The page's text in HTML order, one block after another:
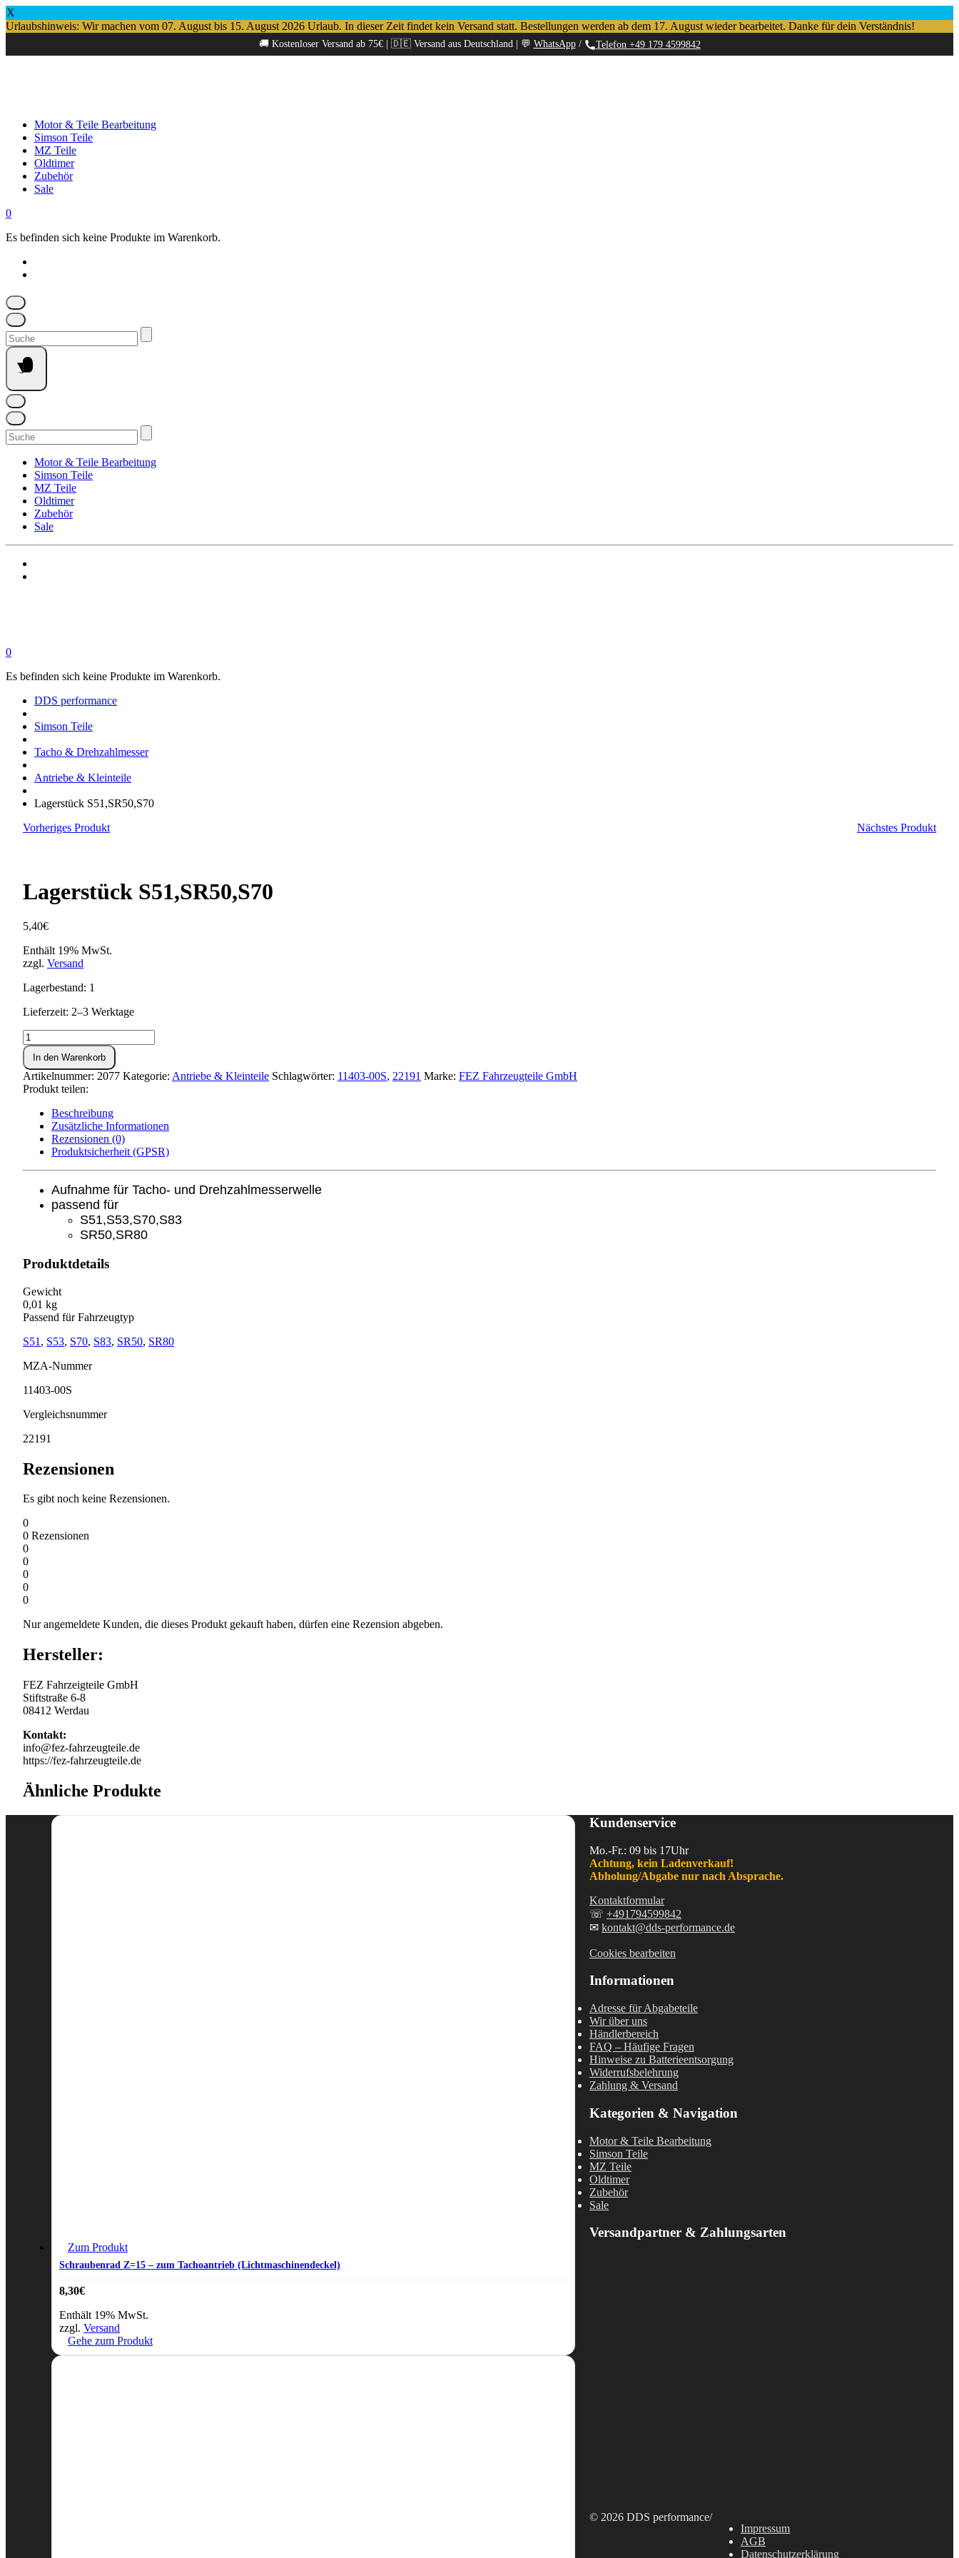
X
Urlaubshinweis: Wir machen vom 07. August bis 15. August 2026 Urlaub. In dieser Zeit findet kein Versand statt. Bestellungen werden ab dem 17. August wieder bearbeitet. Danke für dein Verständnis!
🚚 Kostenloser Versand ab 75€ | 🇩🇪 Versand aus Deutschland | 💬 WhatsApp/ Telefon +49 179 4599842
Motor & Teile Bearbeitung
Simson Teile
MZ Teile
Oldtimer
Zubehör
Sale
0
Es befinden sich keine Produkte im Warenkorb.
Suchen
nach:
Suchen
nach:
Motor & Teile Bearbeitung
Simson Teile
MZ Teile
Oldtimer
Zubehör
Sale
0
Es befinden sich keine Produkte im Warenkorb.
DDS performance
Simson Teile
Tacho & Drehzahlmesser
Antriebe & Kleinteile
Lagerstück S51,SR50,S70
Vorheriges Produkt
Nächstes Produkt
Lagerstück S51,SR50,S70
5,40€
Enthält 19% MwSt.
zzgl. Versand
Lagerbestand: 1
Lieferzeit: 2–3 Werktage
Lagerstück
S51,SR50,S70
Menge
In den Warenkorb
Artikelnummer: 2077 Kategorie: Antriebe & Kleinteile Schlagwörter: 11403-00S, 22191 Marke: FEZ Fahrzeugteile GmbH
Produkt teilen:
Beschreibung
Zusätzliche Informationen
Rezensionen (0)
Produktsicherheit (GPSR)
Aufnahme für Tacho- und Drehzahlmesserwelle
passend für
S51,S53,S70,S83
SR50,SR80
Produktdetails
Gewicht
0,01 kg
Passend für Fahrzeugtyp
S51 , S53, S70, S83, SR50, SR80
MZA-Nummer
11403-00S
Vergleichsnummer
22191
Rezensionen
Es gibt noch keine Rezensionen.
0
0 Rezensionen
0
0
0
0
0
Nur angemeldete Kunden, die dieses Produkt gekauft haben, dürfen eine Rezension abgeben.
Hersteller:
FEZ Fahrzeigteile GmbH
Stiftstraße 6-8
08412 Werdau
Kontakt:
info@fez-fahrzeugteile.de
https://fez-fahrzeugteile.de
Ähnliche Produkte
Zum Produkt
Schraubenrad Z=15 – zum Tachoantrieb (Lichtmaschinendeckel)
8,30€
Enthält 19% MwSt.
zzgl. Versand
Gehe zum Produkt
Kundenservice
Mo.-Fr.: 09 bis 17Uhr
Achtung, kein Ladenverkauf!
Abholung/Abgabe nur nach Absprache.
Kontaktformular
☏ +491794599842
✉ kontakt@dds-performance.de
Cookies bearbeiten
Informationen
Adresse für Abgabeteile
Wir über uns
Händlerbereich
FAQ – Häufige Fragen
Hinweise zu Batterieentsorgung
Widerrufsbelehrung
Zahlung & Versand
Kategorien & Navigation
Motor & Teile Bearbeitung
Simson Teile
MZ Teile
Oldtimer
Zubehör
Sale
Versandpartner & Zahlungsarten
© 2026 DDS performance/
Impressum
AGB
Datenschutzerklärung